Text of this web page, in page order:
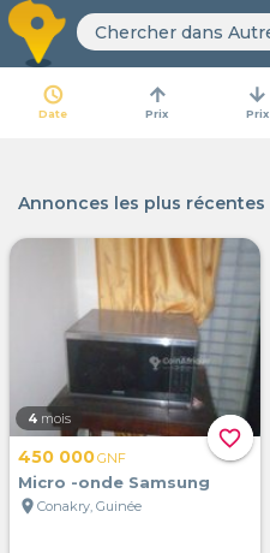
access_time
Date
arrow_upward
Prix
arrow_downward
Prix
Annonces les plus récentes
favorite_border
4 mois
450 000GNF
Micro -onde Samsung
location_on Conakry, Guinée